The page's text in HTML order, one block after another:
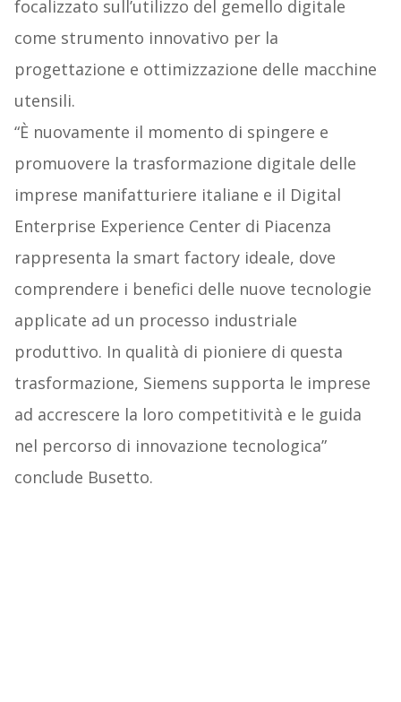
focalizzato sull’utilizzo del gemello digitale
come strumento innovativo per la
progettazione e ottimizzazione delle macchine
utensili.
“È nuovamente il momento di spingere e
promuovere la trasformazione digitale delle
imprese manifatturiere italiane e il Digital
Enterprise Experience Center di Piacenza
rappresenta la smart factory ideale, dove
comprendere i benefici delle nuove tecnologie
applicate ad un processo industriale
produttivo. In qualità di pioniere di questa
trasformazione, Siemens supporta le imprese
ad accrescere la loro competitività e le guida
nel percorso di innovazione tecnologica”
conclude Busetto.